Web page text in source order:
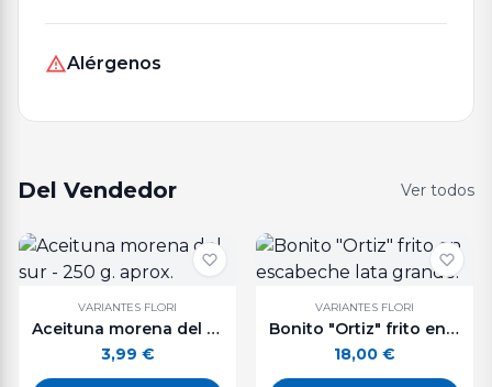
Alérgenos
Del Vendedor Ver todos
VARIANTES FLORI
Aceituna morena del sur - 250 g. aprox.
3,99 €
VARIANTES FLORI
Bonito "Ortiz" frito en escabeche lata grande.
18,00 €